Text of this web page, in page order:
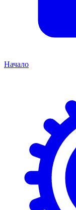
Начало